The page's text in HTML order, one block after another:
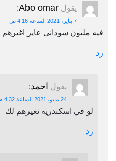
يقول Abo omar
:
7 يناير، 2021 الساعة 4:16 ص
فيه مليون سودانى عايز اغيرهم مصرى.
رد
يقول احمد:
24 مايو، 2021 الساعة 4:32 م
لو في اسكندريه نغيرهم لك
رد